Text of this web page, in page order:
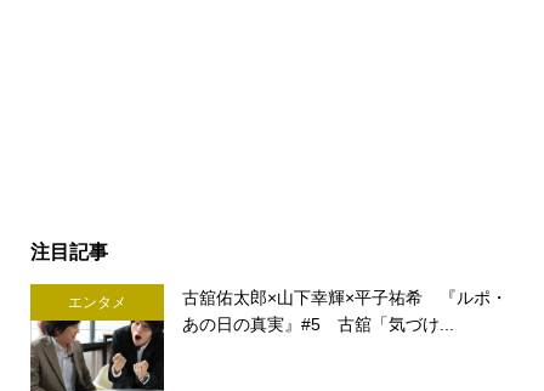
注目記事
エンタメ
古舘佑太郎×山下幸輝×平子祐希 『ルポ・
あの日の真実』#5 古舘「気づけ...